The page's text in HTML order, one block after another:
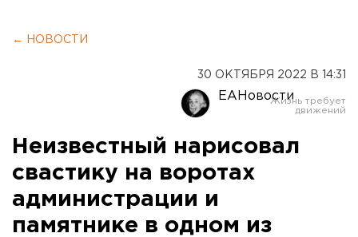
← НОВОСТИ
30 ОКТЯБРЯ 2022 В 14:31
ЕАНовости
Неизвестный нарисовал
свастику на воротах
администрации и
памятнике в одном из